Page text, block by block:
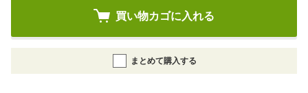
買い物カゴに入れる
まとめて購入する